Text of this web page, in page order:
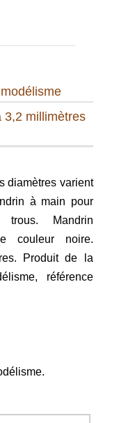
3,2 millimètres
diamètres varient
à main pour
Mandrin
couleur noire.
Produit de la
référence